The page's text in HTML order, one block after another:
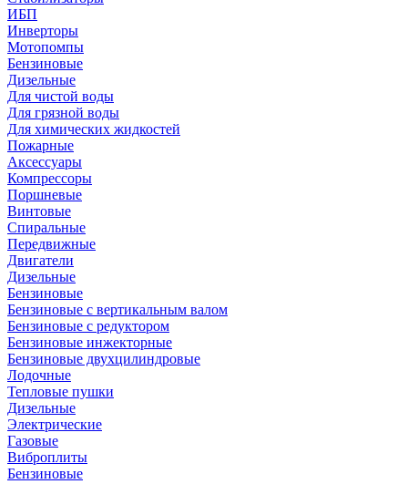
ИБП
Инверторы
Мотопомпы
Бензиновые
Дизельные
Для чистой воды
Для грязной воды
Для химических жидкостей
Пожарные
Аксессуары
Компрессоры
Поршневые
Винтовые
Спиральные
Передвижные
Двигатели
Дизельные
Бензиновые
Бензиновые с вертикальным валом
Бензиновые с редуктором
Бензиновые инжекторные
Бензиновые двухцилиндровые
Лодочные
Тепловые пушки
Дизельные
Электрические
Газовые
Виброплиты
Бензиновые